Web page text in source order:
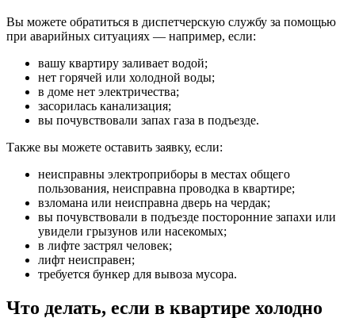
Вы можете обратиться в диспетчерскую службу за помощью
при аварийных ситуациях — например, если:
вашу квартиру заливает водой;
нет горячей или холодной воды;
в доме нет электричества;
засорилась канализация;
вы почувствовали запах газа в подъезде.
Также вы можете оставить заявку, если:
неисправны электроприборы в местах общего
пользования, неисправна проводка в квартире;
взломана или неисправна дверь на чердак;
вы почувствовали в подъезде посторонние запахи или
увидели грызунов или насекомых;
в лифте застрял человек;
лифт неисправен;
требуется бункер для вывоза мусора.
Что делать, если в квартире холодно